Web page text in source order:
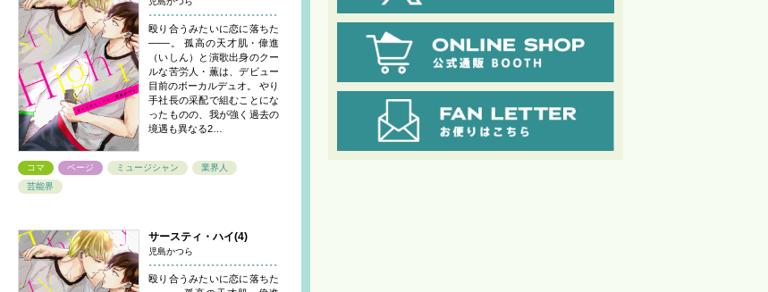
殴り合うみたいに恋に落ちた
───。 孤高の天才肌・偉進
（いしん）と演歌出身のクー
ルな苦労人・薫は、デビュー
目前のボーカルデュオ。 やり
手社長の采配で組むことにな
ったものの、我が強く過去の
境遇も異なる2…
コマ ページ ミュージシャン
業界人
芸能界
サースティ・ハイ(4)
児島かつら
殴り合うみたいに恋に落ちた